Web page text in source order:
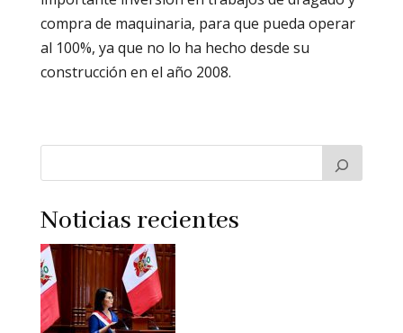
compra de maquinaria, para que pueda operar
al 100%, ya que no lo ha hecho desde su
construcción en el año 2008.
Noticias recientes